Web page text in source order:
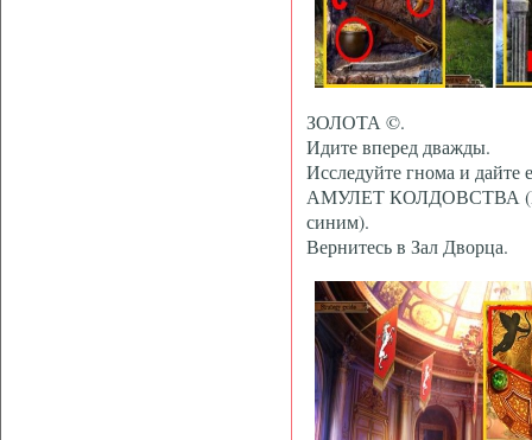
ЗОЛОТА ©.
Идите вперед дважды.
Исследуйте гнома и
АМУЛЕТ КОЛДОВСТВА (E)
синим).
Вернитесь в Зал Дворца.